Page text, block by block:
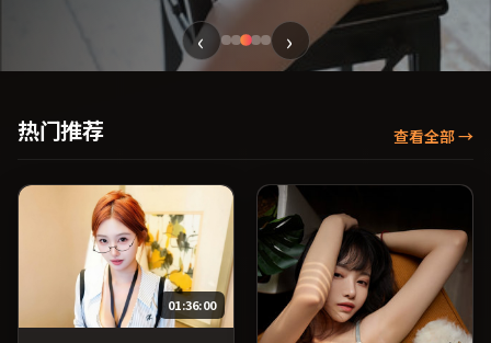
‹ ›
热门推荐 查看全部→
01:36:00